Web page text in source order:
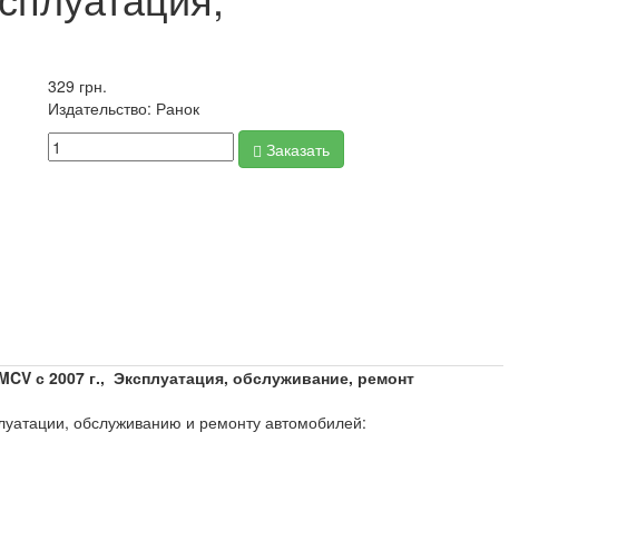
329 грн.
Издательство: Ранок
Заказать
с 2007 г., Эксплуатация, обслуживание, ремонт
обслуживанию и ремонту автомобилей: